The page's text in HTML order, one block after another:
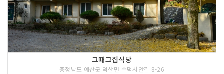
그때그집식당
충청남도 예산군 덕산면 수덕사안길 8-26